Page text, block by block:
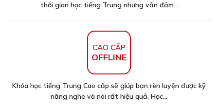
thời gian học tiếng Trung nhưng vẫn đảm...
CAO CẤP
OFFLINE
Khóa học tiếng Trung Cao cấp sẽ giúp bạn rèn luyện được kỹ
năng nghe và nói rất hiệu quả. Học...